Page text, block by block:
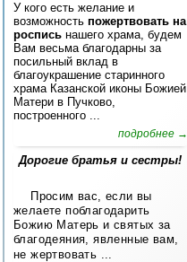
У кого есть желание и
возможность пожертвовать на
роспись нашего храма, будем
Вам весьма благодарны за
посильный вклад в
благоукрашение старинного
храма Казанской иконы Божией
Матери в Пучково,
построенного ...
подробнее →
Дорогие братья и сестры!
Просим вас, если вы
желаете поблагодарить
Божию Матерь и святых за
благодеяния, явленные вам,
не жертвовать ...